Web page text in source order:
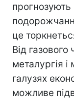
прогнозують
це
Від газового
металургія
галузях
можливе